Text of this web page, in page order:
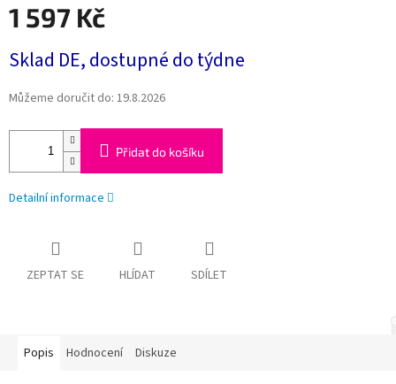
1 597 Kč
cena:
Sklad DE, dostupné do týdne
Můžeme doručit do: 19.8.2026
Přidat do košíku
Detailní informace
ZEPTAT SE HLÍDAT SDÍLET
Popis Hodnocení Diskuze